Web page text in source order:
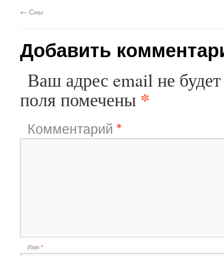
← Сны
Добавить
Ваш адрес email не
поля помечены *
Комментарий *
Имя *